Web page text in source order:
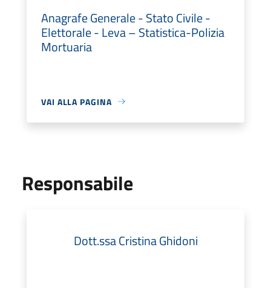
Anagrafe Generale - Stato Civile -
Elettorale - Leva – Statistica-Polizia
Mortuaria
VAI ALLA PAGINA
Responsabile
Dott.ssa Cristina Ghidoni